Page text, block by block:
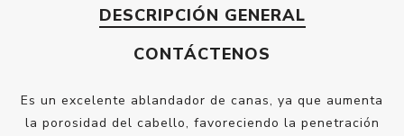
DESCRIPCIÓN GENERAL
CONTÁCTENOS
Es un excelente ablandador de canas, ya que aumenta
la porosidad del cabello, favoreciendo la penetración